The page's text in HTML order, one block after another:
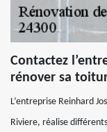
Contactez
rénover sa
L’entreprise Reinhard
Riviere, réalise